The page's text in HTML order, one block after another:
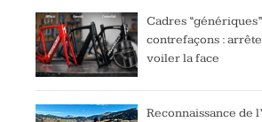
Cadres
contrefaçons :
voiler la face
Reconnaissance de